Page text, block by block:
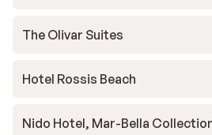
The Olivar Suites
Hotel Rossis Beach
Nido Hotel, Mar-Bella